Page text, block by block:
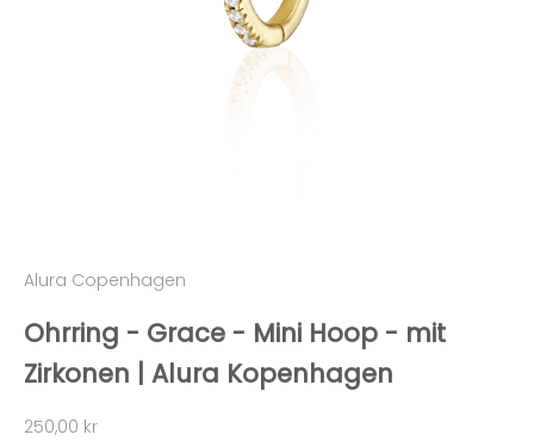
Alura Copenhagen
Ohrring - Grace - Mini Hoop - mit
Zirkonen | Alura Kopenhagen
Angebot
250,00 kr